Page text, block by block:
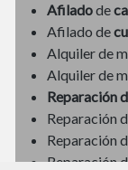
Afiladode
Afilado de
Alquiler de
Alquiler de
Reparación
Reparación
Reparación
Reparación